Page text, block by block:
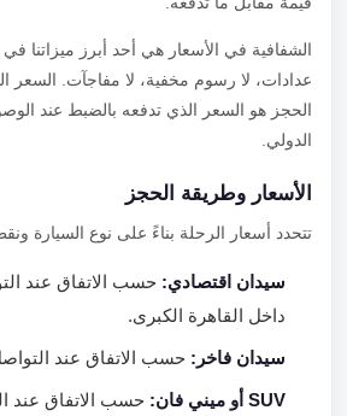
الشفافية في الأسعار هي أحد أبرز ميزاتنا في
عدادات، لا رسوم مخفية، لا مفاجآت. السعر
الحجز هو السعر الذي تدفعه بالضبط عند
الدولي.
الأسعار وطريقة الحجز
تتحدد أسعار الرحلة بناءً على نوع السيارة
سيدان اقتصادي:حسب الاتفاق عند
داخل القاهرة الكبرى.
سيدان فاخر:حسب الاتفاق عند التواصل
SUV أو ميني فان: حسب الاتفاق عند